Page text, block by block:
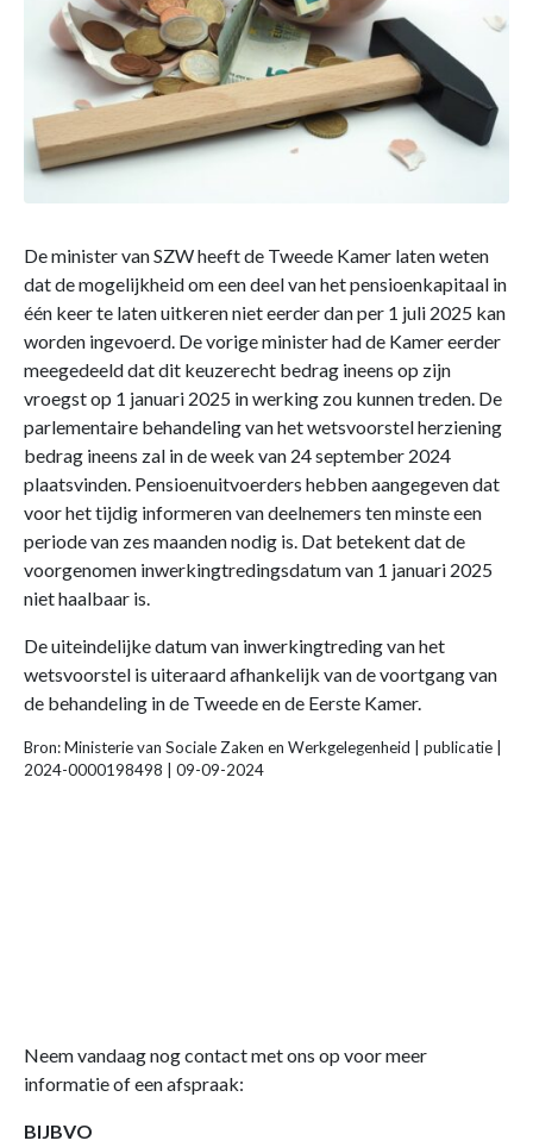
De minister van SZW heeft de Tweede Kamer laten weten
dat de mogelijkheid om een deel van het pensioenkapitaal in
één keer te laten uitkeren niet eerder dan per 1 juli 2025 kan
worden ingevoerd. De vorige minister had de Kamer eerder
meegedeeld dat dit keuzerecht bedrag ineens op zijn
vroegst op 1 januari 2025 in werking zou kunnen treden. De
parlementaire behandeling van het wetsvoorstel herziening
bedrag ineens zal in de week van 24 september 2024
plaatsvinden. Pensioenuitvoerders hebben aangegeven dat
voor het tijdig informeren van deelnemers ten minste een
periode van zes maanden nodig is. Dat betekent dat de
voorgenomen inwerkingtredingsdatum van 1 januari 2025
niet haalbaar is.
De uiteindelijke datum van inwerkingtreding van het
wetsvoorstel is uiteraard afhankelijk van de voortgang van
de behandeling in de Tweede en de Eerste Kamer.
Bron: Ministerie van Sociale Zaken en Werkgelegenheid | publicatie |
2024-0000198498 | 09-09-2024
Neem vandaag nog contact met ons op voor meer
informatie of een afspraak:
BIJBVO